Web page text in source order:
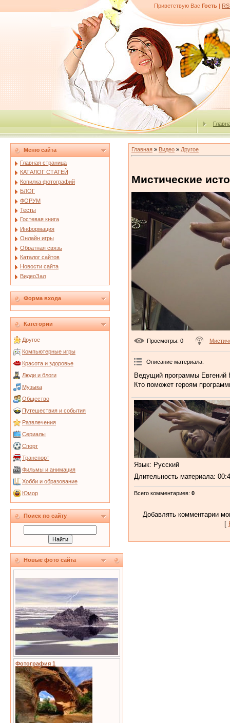
Приветствую Вас Гость |
Меню сайта
Главная страница
КАТАЛОГ СТАТЕЙ
Копилка фотографий
БЛОГ
ФОРУМ
Тесты
Гостевая книга
Информация
Онлайн игры
Обратная связь
Каталог сайтов
Новости сайта
ВидеоЗал
Форма входа
Категории
Другое
Компьютерные игры
Красота и здоровье
Люди и блоги
Музыка
Общество
Путешествия и события
Развлечения
Сериалы
Спорт
Транспорт
Фильмы и анимация
Хобби и образование
Юмор
Поиск по сайту
Новые фото сайта
Фотография 1
Главная » Видео » Другое
Мистические
Просмотры: 0
Описание материала:
Ведущий программы Евгений
Кто поможет героям
Язык: Русский
Длительность материала:
Всего комментариев: 0
Добавлять комментарии
[